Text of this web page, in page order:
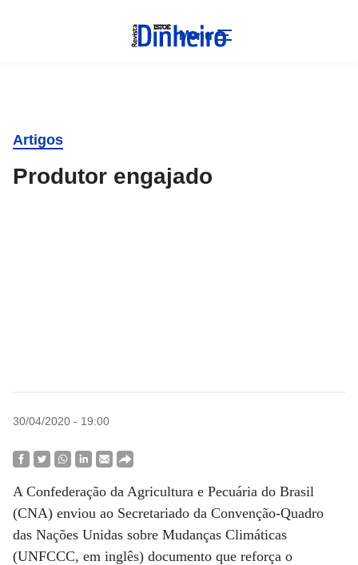
Menu
Artigos
Produtor engajado
30/04/2020 - 19:00
A Confederação da Agricultura e Pecuária do Brasil
(CNA) enviou ao Secretariado da Convenção-Quadro
das Nações Unidas sobre Mudanças Climáticas
(UNFCCC, em inglês) documento que reforça o